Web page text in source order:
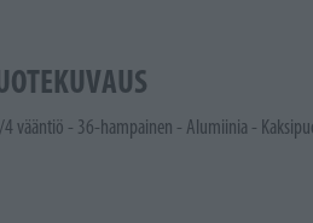
vääntiö - 36-hampainen - Alumiinia -